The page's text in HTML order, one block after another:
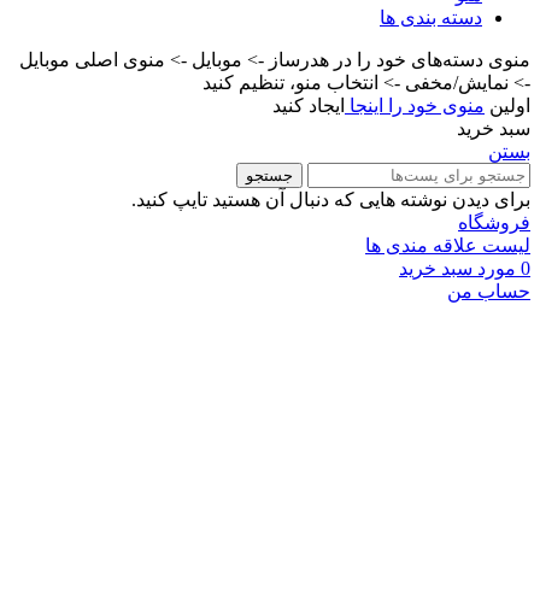
دسته بندی ها
منوی دسته‌های خود را در هدرساز -> موبایل -> منوی اصلی موبایل
-> نمایش/مخفی -> انتخاب منو، تنظیم کنید
اولین منوی خود را اینجا ایجاد کنید
سبد خرید
بستن
جستجو
برای دیدن نوشته هایی که دنبال آن هستید تایپ کنید.
فروشگاه
لیست علاقه مندی ها
0 مورد سبد خرید
حساب من